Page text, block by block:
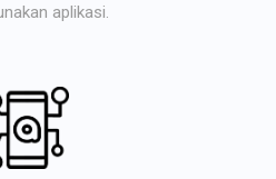
aplikasi.